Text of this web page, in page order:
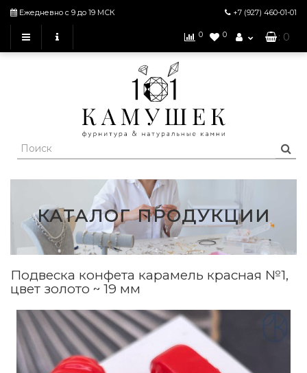
Ежедневно с 9 до 19 МСК +7 (927) 460-01-01
0 0 : 0
КАТАЛОГ ПРОДУКЦИИ
Подвеска конфета карамель красная №1,
цвет золото ~ 19 мм